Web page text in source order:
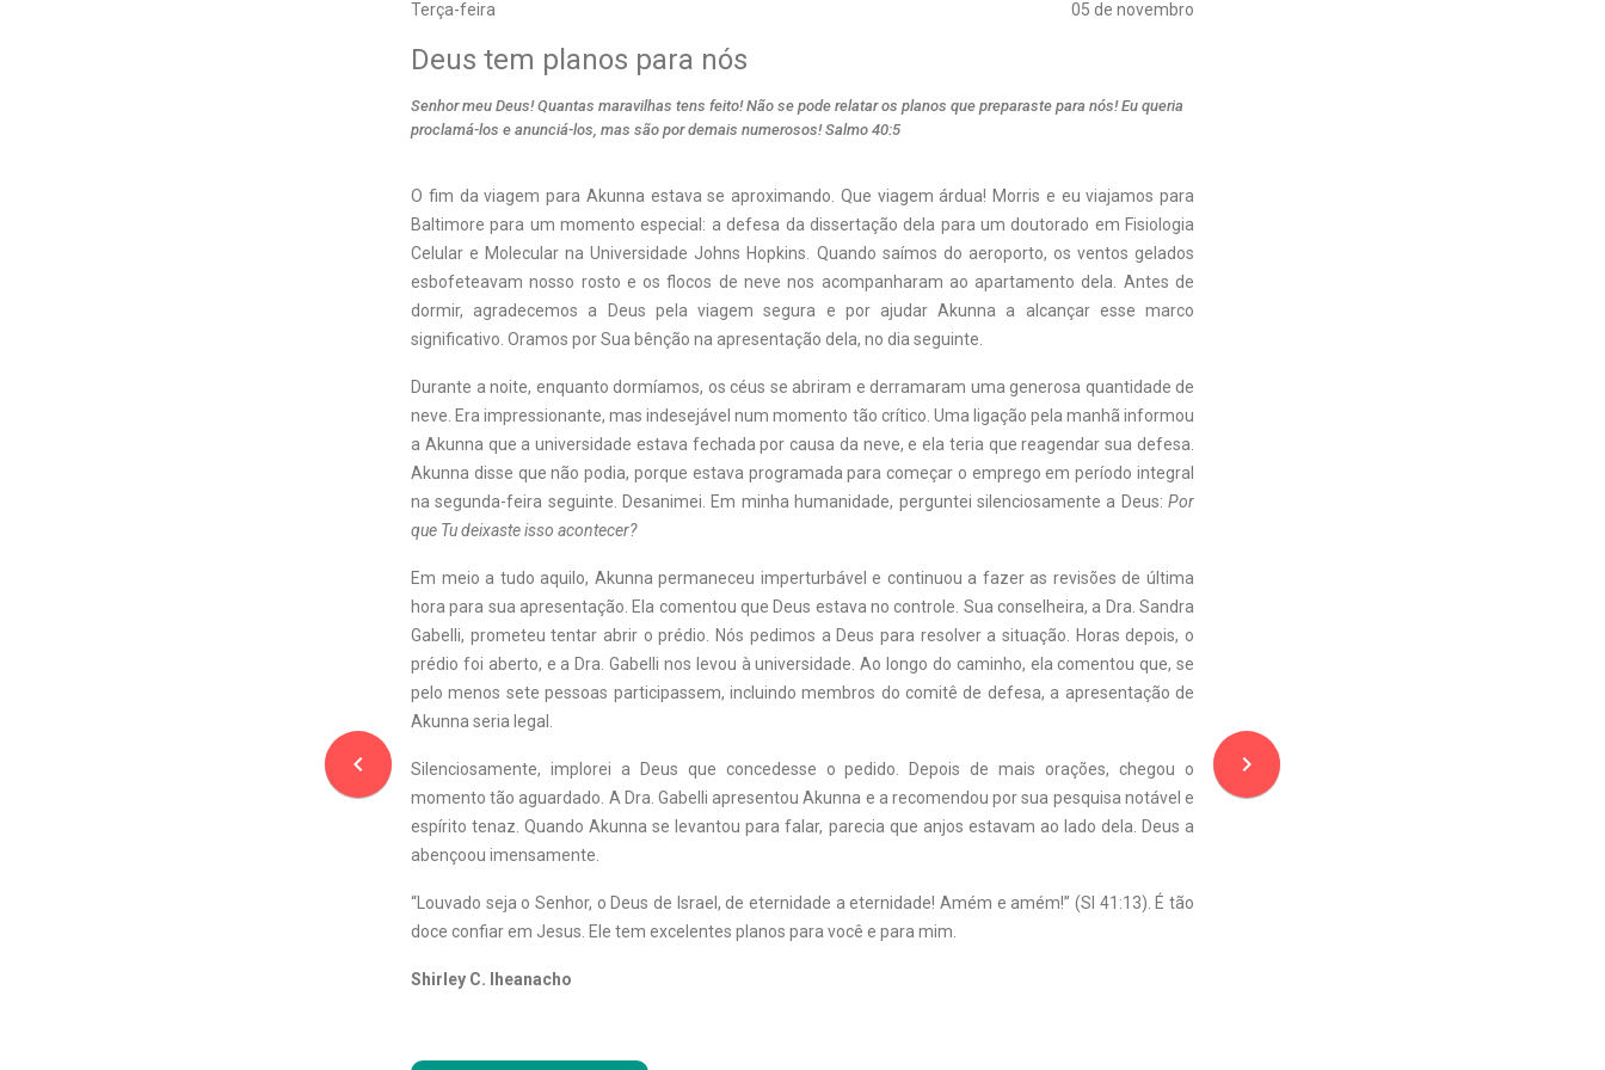
Terça-feira 05 de novembro
navigate_before
Deus tem planos para nós
Senhor meu Deus! Quantas maravilhas tens feito! Não se pode relatar os planos que preparaste para nós! Eu queria
proclamá-los e anunciá-los, mas são por demais numerosos! Salmo 40:5
O fim da viagem para Akunna estava se aproximando. Que viagem árdua! Morris e eu viajamos para
Baltimore para um momento especial: a defesa da dissertação dela para um doutorado em Fisiologia
Celular e Molecular na Universidade Johns Hopkins. Quando saímos do aeroporto, os ventos gelados
esbofeteavam nosso rosto e os flocos de neve nos acompanharam ao apartamento dela. Antes de
dormir, agradecemos a Deus pela viagem segura e por ajudar Akunna a alcançar esse marco
significativo. Oramos por Sua bênção na apresentação dela, no dia seguinte.
Durante a noite, enquanto dormíamos, os céus se abriram e derramaram uma generosa quantidade de
neve. Era impressionante, mas indesejável num momento tão crítico. Uma ligação pela manhã informou
a Akunna que a universidade estava fechada por causa da neve, e ela teria que reagendar sua defesa.
Akunna disse que não podia, porque estava programada para começar o emprego em período integral
na segunda-feira seguinte. Desanimei. Em minha humanidade, perguntei silenciosamente a Deus: Por
que Tu deixaste isso acontecer?
Em meio a tudo aquilo, Akunna permaneceu imperturbável e continuou a fazer as revisões de última
hora para sua apresentação. Ela comentou que Deus estava no controle. Sua conselheira, a Dra. Sandra
Gabelli, prometeu tentar abrir o prédio. Nós pedimos a Deus para resolver a situação. Horas depois, o
prédio foi aberto, e a Dra. Gabelli nos levou à universidade. Ao longo do caminho, ela comentou que, se
pelo menos sete pessoas participassem, incluindo membros do comitê de defesa, a apresentação de
Akunna seria legal.
Silenciosamente, implorei a Deus que concedesse o pedido. Depois de mais orações, chegou o
momento tão aguardado. A Dra. Gabelli apresentou Akunna e a recomendou por sua pesquisa notável e
espírito tenaz. Quando Akunna se levantou para falar, parecia que anjos estavam ao lado dela. Deus a
abençoou imensamente.
“Louvado seja o Senhor, o Deus de Israel, de eternidade a eternidade! Amém e amém!” (Sl 41:13). É tão
doce confiar em Jesus. Ele tem excelentes planos para você e para mim.
Shirley C. Iheanacho
navigate_next